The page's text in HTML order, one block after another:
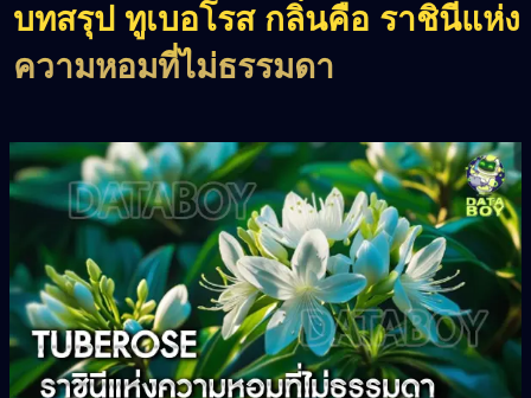
บทสรุป ทูเบอโรส กลิ่นคือ ราชินีแห่ง
ความหอมที่ไม่ธรรมดา